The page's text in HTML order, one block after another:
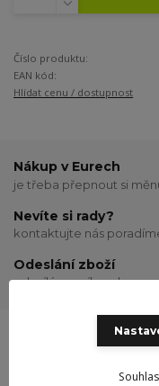
Číslo produktu:
EAN kód:
Hlídat cenu / dostupnost
Nákup v Eurech
je třeba přepnout si
Nevíte si rady?
kontaktujte nás
Odeslání zboží
odesílám o víkendu